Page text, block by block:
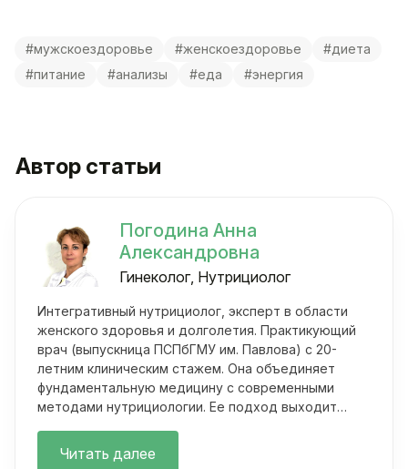
#мужскоездоровье #женскоездоровье
#диета
#питание
#анализы #еда #энергия
Автор статьи
Погодина Анна
Александровна
Гинеколог, Нутрициолог
Интегративный нутрициолог, эксперт в области
женского здоровья и долголетия. Практикующий
врач (выпускница ПСПбГМУ им. Павлова) с 20-
летним клиническим стажем. Она объединяет
фундаментальную медицину с современными
методами нутрициологии. Ее подход выходит
Читать далее